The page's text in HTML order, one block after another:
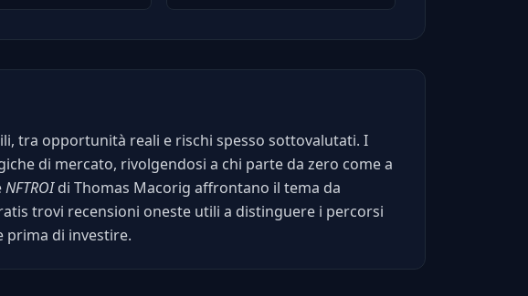
tra opportunità reali e rischi spesso sottovalutati. I
di mercato, rivolgendosi a chi parte da zero come a
NFTROIdi Thomas Macorig affrontano il tema da
trovi recensioni oneste utili a distinguere i percorsi
prima di investire.